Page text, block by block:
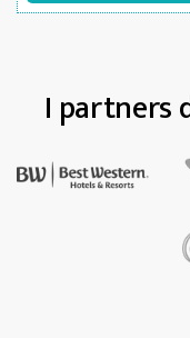
I partners